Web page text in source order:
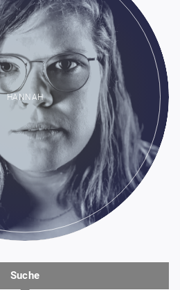
HANNAH
Suche